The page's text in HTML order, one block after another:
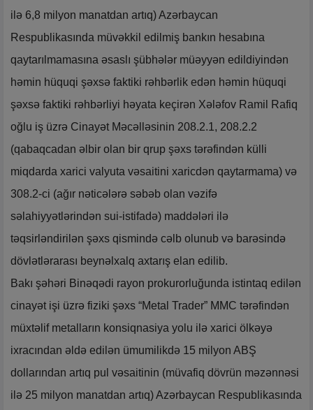
ilə 6,8 milyon manatdan artıq) Azərbaycan
Respublikasında müvəkkil edilmiş bankın hesabına
qaytarılmamasına əsaslı şübhələr müəyyən edildiyindən
həmin hüquqi şəxsə faktiki rəhbərlik edən həmin hüquqi
şəxsə faktiki rəhbərliyi həyata keçirən Xələfov Ramil Rafiq
oğlu iş üzrə Cinayət Məcəlləsinin 208.2.1, 208.2.2
(qabaqcadan əlbir olan bir qrup şəxs tərəfindən külli
miqdarda xarici valyuta vəsaitini xaricdən qaytarmama) və
308.2-ci (ağır nəticələrə səbəb olan vəzifə
səlahiyyətlərindən sui-istifadə) maddələri ilə
təqsirləndirilən şəxs qismində cəlb olunub və barəsində
dövlətlərarası beynəlxalq axtarış elan edilib.
Bakı şəhəri Binəqədi rayon prokurorluğunda istintaq edilən
cinayət işi üzrə fiziki şəxs “Metal Trader” MMC tərəfindən
müxtəlif metalların konsiqnasiya yolu ilə xarici ölkəyə
ixracından əldə edilən ümumilikdə 15 milyon ABŞ
dollarından artıq pul vəsaitinin (müvafiq dövrün məzənnəsi
ilə 25 milyon manatdan artıq) Azərbaycan Respublikasında